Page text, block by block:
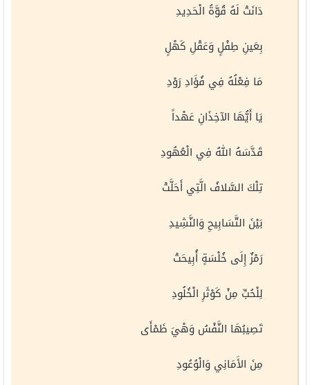
دَانَتْ لَهُ قُوَّةُ الْحَدِيدِ
بِعَينِ طِفْلٍ وَعَقْلِ كَهْلٍ
مَا فِعْلُهُ فِي فُؤَادِ رَوْدِ
يَا أَيُّهَا الآخِذَانِ عَهْداً
قَدَّسَهُ اللهُ فِي الْعُهُودِ
تِلْكَ السَّلافُ الَّتِي أَحَلَّتْ
بَيْنَ التَّسَابِيحِ وَالنَّشِيدِ
رَمْزٌ إِلَى خُلْسَةٍ أُبِيحَتْ
لِلْحُبِّ مِنْ كَوْثَرِ الْخُلُودِ
تَصِيبُهَا النَّفْسُ وَهْيَ ظَمْأَى
مِنَ الأَمَانِي وَالْوُعُودِ